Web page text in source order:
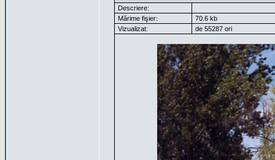
Descriere:
Mărime fişier:
70.6 kb
Vizualizat:
de 55287 ori